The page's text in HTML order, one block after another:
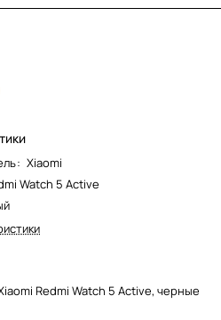
: Xiaomi
Watch 5 Active
Redmi Watch 5 Active, черные